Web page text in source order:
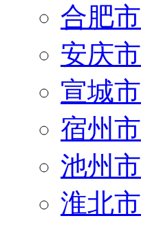
合肥市
安庆市
宣城市
宿州市
池州市
淮北市